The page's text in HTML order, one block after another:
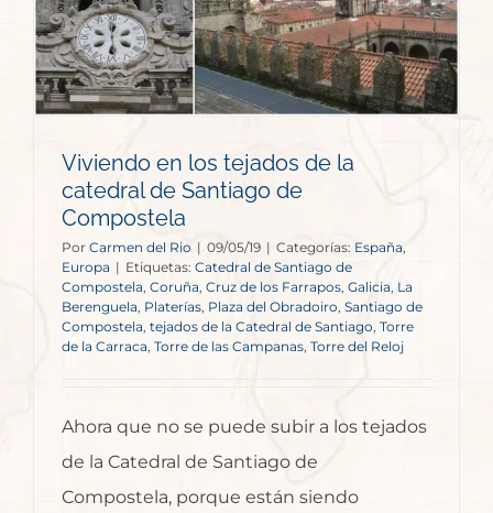
Viviendo en los tejados de la
catedral de Santiago de
Compostela
Por Carmen del Rio | 09/05/19 | Categorías: España,
Europa | Etiquetas: Catedral de Santiago de
Compostela, Coruña, Cruz de los Farrapos Galicia, La
Berenguela Platerías Plaza del Obradoiro Santiago de
Compostela, tejados de la Catedral de Santiago, Torre
de la Carraca Torre de las Campanas Torre del Reloj
Ahora que no se puede subir a los tejados
de la Catedral de Santiago de
Compostela, porque están siendo